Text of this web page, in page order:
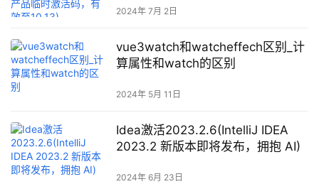
2024年 7月 2日
vue3watch和watcheffech区别_计
算属性和watch的区别
2024年 5月 11日
Idea激活2023.2.6(IntelliJ IDEA
2023.2 新版本即将发布，拥抱 AI)
2024年 6月 23日